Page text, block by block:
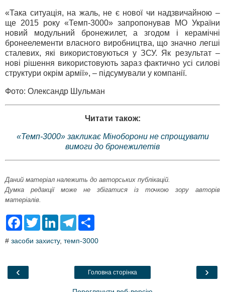
«Така ситуація, на жаль, не є нової чи надзвичайною –
ще 2015 року «Темп-3000» запропонував МО України
новий модульний бронежилет, а згодом і керамічні
бронеелементи власного виробництва, що значно легші
сталевих, які використовуються у ЗСУ. Як результат –
нові рішення використовують зараз фактично усі силові
структури окрім армії», – підсумували у компанії.
Фото: Олександр Шульман
Читати також:
«Темп-3000» закликає Міноборони не спрощувати
вимоги до бронежилетів
Даний матеріал належить до авторських публікацій.
Думка редакції може не збігатися із точкою зору авторів
матеріалів.
F
e
o
T
t
L
k
T
e
a
r
# засоби захисту, темп-3000
‹ ›
Головна сторінка